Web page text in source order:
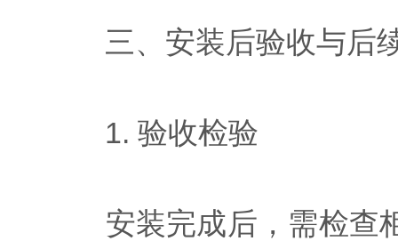
三、安装后验收与后
1. 验收检验
安装完成后，需检查柜